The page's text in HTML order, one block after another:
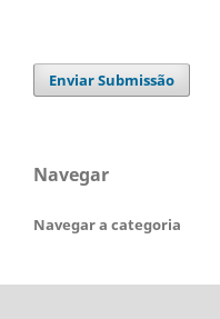
Enviar Submissão
Navegar
Navegar a categoria